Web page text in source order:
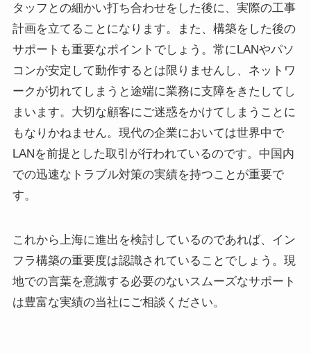
タッフとの細かい打ち合わせをした後に、実際の工事
計画を立てることになります。また、構築をした後の
サポートも重要なポイントでしょう。常にLANやパソ
コンが安定して動作するとは限りませんし、ネットワ
ークが切れてしまうと途端に業務に支障をきたしてし
まいます。大切な顧客にご迷惑をかけてしまうことに
もなりかねません。現代の企業においては世界中で
LANを前提とした取引が行われているのです。中国内
での迅速なトラブル対策の実績を持つことが重要で
す。
これから上海に進出を検討しているのであれば、イン
フラ構築の重要度は認識されていることでしょう。現
地での言葉を意識する必要のないスムーズなサポート
は豊富な実績の当社にご相談ください。